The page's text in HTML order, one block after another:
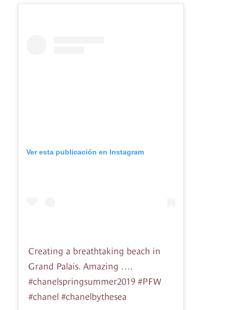
Ver esta publicación en Instagram
Creating a breathtaking beach in
Grand Palais. Amazing ….
#chanelspringsummer2019 #PFW
#chanel #chanelbythesea